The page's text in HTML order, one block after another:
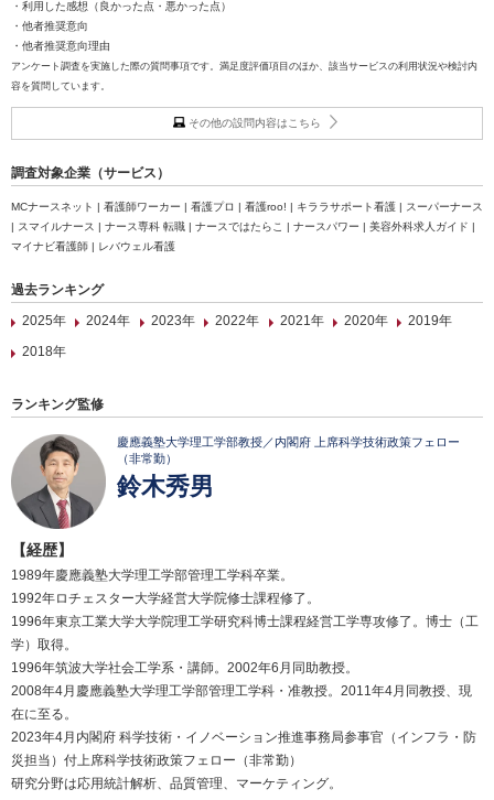
・利用した感想（良かった点・悪かった点）
・他者推奨意向
・他者推奨意向理由
アンケート調査を実施した際の質問事項です。満足度評価項目のほか、該当サービスの利用状況や検討内
容を質問しています。
その他の設問内容はこちら
調査対象企業（サービス）
MCナースネット | 看護師ワーカー | 看護プロ | 看護roo! | キララサポート看護 | スーパーナース
| スマイルナース | ナース専科 転職 | ナースではたらこ | ナースパワー | 美容外科求人ガイド |
マイナビ看護師 | レバウェル看護
過去ランキング
2025年
2024年 2023年 2022年 2021年 2020年
2019年
2018年
ランキング監修
慶應義塾大学理工学部教授／内閣府 上席科学技術政策フェロー
（非常勤）
鈴木秀男
【経歴】
1989年慶應義塾大学理工学部管理工学科卒業。
1992年ロチェスター大学経営大学院修士課程修了。
1996年東京工業大学大学院理工学研究科博士課程経営工学専攻修了。博士（工
学）取得。
1996年筑波大学社会工学系・講師。2002年6月同助教授。
2008年4月慶應義塾大学理工学部管理工学科・准教授。2011年4月同教授、現
在に至る。
2023年4月内閣府 科学技術・イノベーション推進事務局参事官（インフラ・防
災担当）付上席科学技術政策フェロー（非常勤）
研究分野は応用統計解析、品質管理、マーケティング。